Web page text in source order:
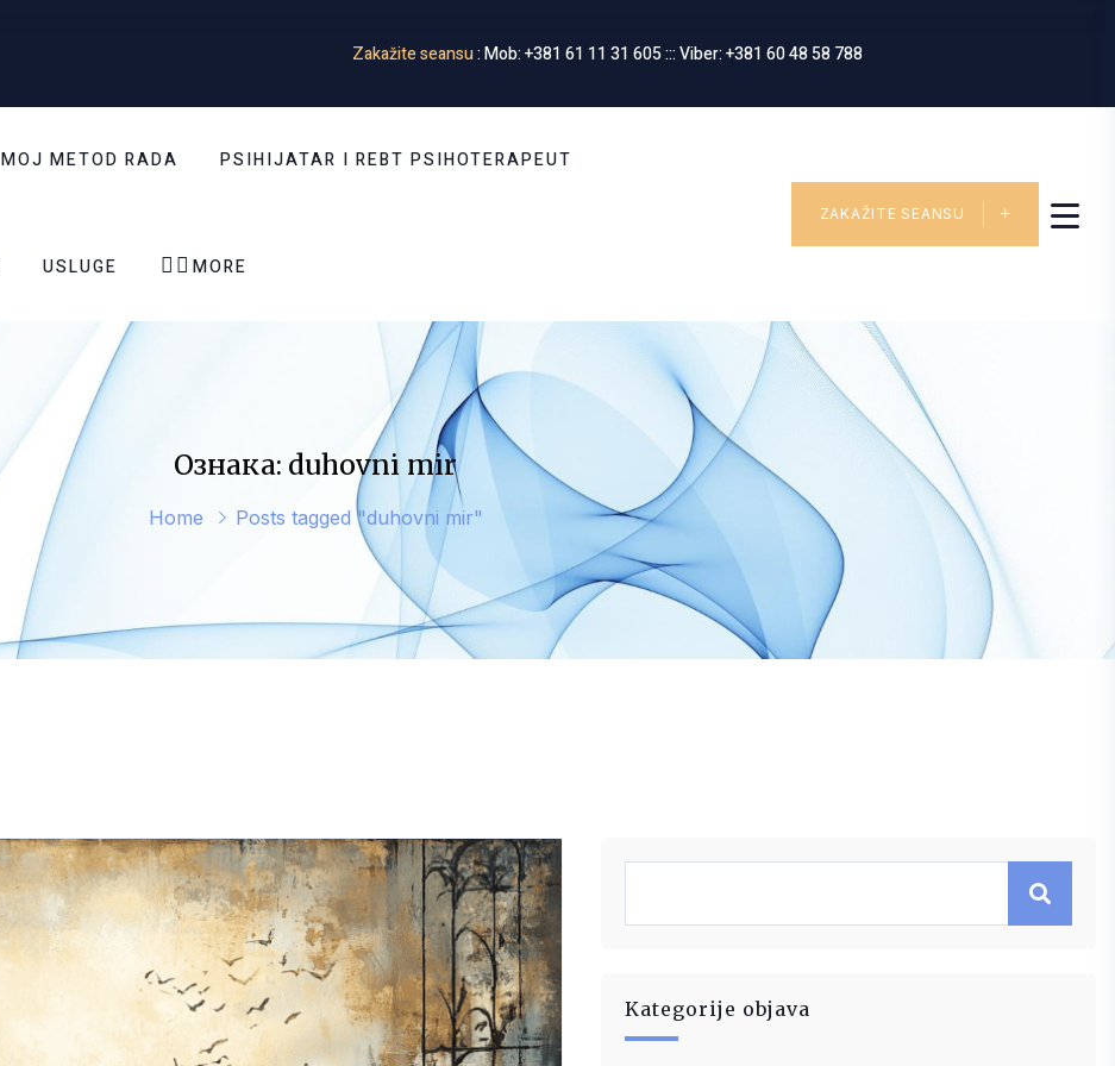
Zakažite seansu: Mob: +381 61 11 31 605 ::: Viber: +381 60 48 58 788
MOJ METOD RADA PSIHIJATAR I REBT PSIHOTERAPEUT
USLUGE   MORE
ZAKAŽITE SEANSU
Ознака: duhovni mir
Home Posts tagged "duhovni mir"
Kategorije objava